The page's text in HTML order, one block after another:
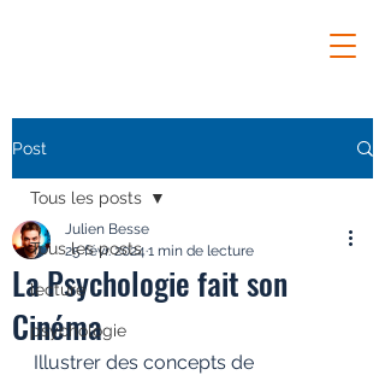
Post
Tous les posts
lecture
psychologie
Tous les posts
La Psychologie fait son
Cinéma
Julien Besse
25 févr. 2024 1 min de lecture
Illustrer des concepts de